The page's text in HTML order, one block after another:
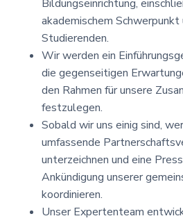
Bildungseinrichtung,
akademischem Schwerpunkt
Studierenden.
Wir werden ein
die gegenseitigen
den Rahmen für unsere
festzulegen.
Sobald wir uns einig sind,
umfassende
unterzeichnen und eine
Ankündigung unserer
koordinieren.
Unser Expertenteam